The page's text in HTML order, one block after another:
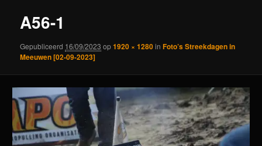
A56-1
Gepubliceerd 16/09/2023 op1920 × 1280inFoto’s Streekdagen in
Meeuwen [02-09-2023]